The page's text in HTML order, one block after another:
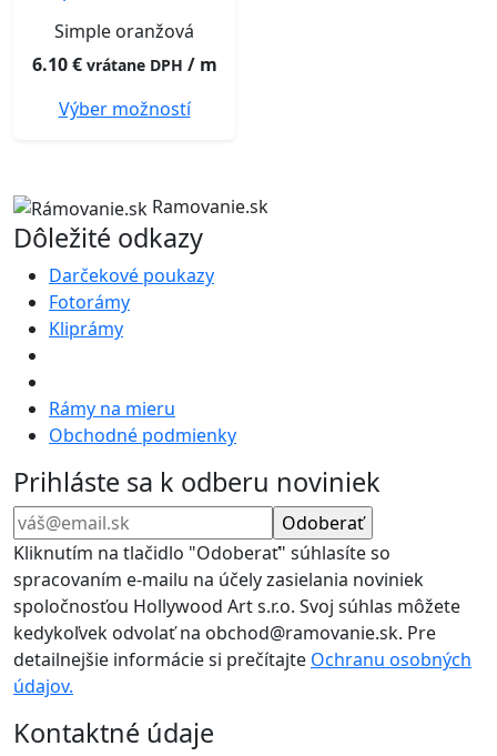
Simple oranžová
6.10€ vrátane DPH / m
Výber možností
Ramovanie.sk
Dôležité odkazy
Darčekové poukazy
Fotorámy
Kliprámy
Rámy na mieru
Obchodné podmienky
Prihláste sa k odberu noviniek
Kliknutím na tlačidlo "Odoberať" súhlasíte so
spracovaním e-mailu na účely zasielania noviniek
spoločnosťou Hollywood Art s.r.o. Svoj súhlas môžete
kedykoľvek odvolať na obchod@ramovanie.sk. Pre
detailnejšie informácie si prečítajte Ochranu osobných
údajov.
Kontaktné údaje